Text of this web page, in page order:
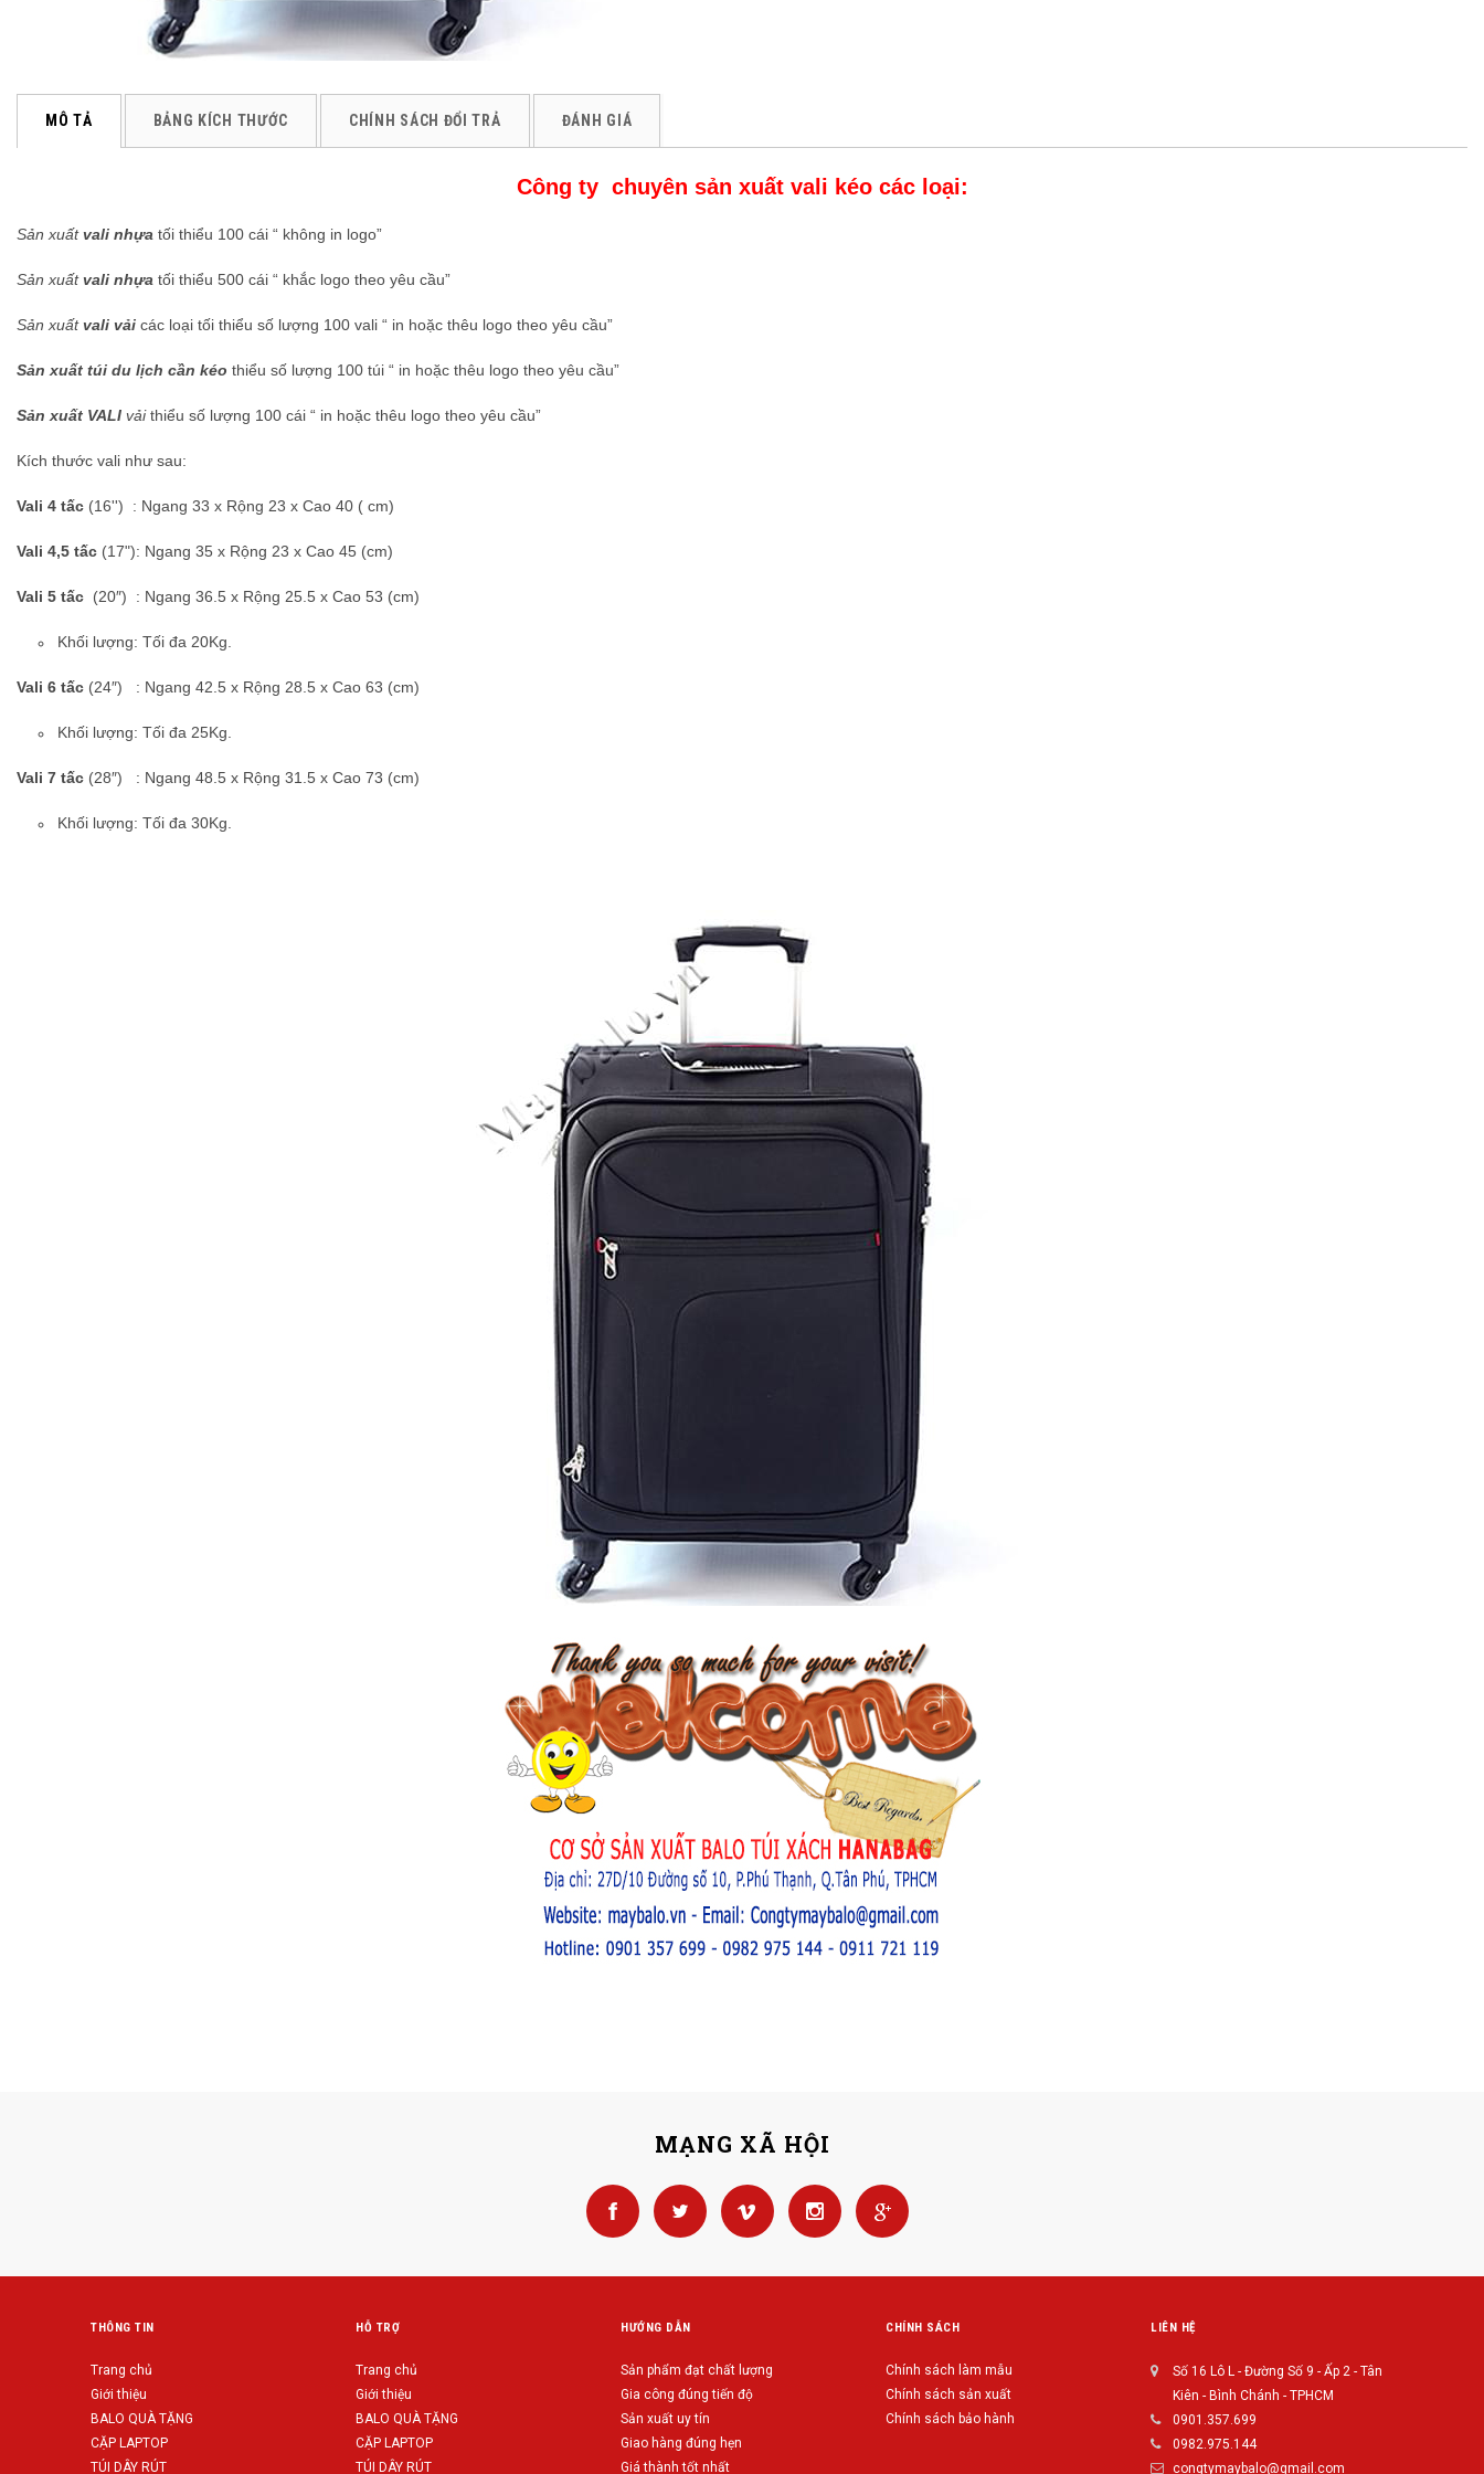
MÔ TẢ BẢNG KÍCH THƯỚC CHÍNH SÁCH ĐỔI TRẢ ĐÁNH GIÁ
Công ty chuyên sản xuất vali kéo các loại:
Sản xuấtvali nhựa tối thiểu 100 cái “ không in logo”
Sản xuấtvali nhựa tối thiểu 500 cái “ khắc logo theo yêu cầu”
Sản xuấtvali vải các loại tối thiểu số lượng 100 vali “ in hoặc thêu logo theo yêu cầu”
Sản xuất túi du lịch cần kéo thiểu số lượng 100 túi “ in hoặc thêu logo theo yêu cầu”
Sản xuất VALI vảithiểu số lượng 100 cái “ in hoặc thêu logo theo yêu cầu”
Kích thước vali như sau:
Vali 4 tấc (16'') : Ngang 33 x Rộng 23 x Cao 40 ( cm)
Vali 4,5 tấc (17"): Ngang 35 x Rộng 23 x Cao 45 (cm)
Vali 5 tấc (20″) : Ngang 36.5 x Rộng 25.5 x Cao 53 (cm)
Khối lượng: Tối đa 20Kg.
Vali 6 tấc (24″) : Ngang 42.5 x Rộng 28.5 x Cao 63 (cm)
Khối lượng: Tối đa 25Kg.
Vali 7 tấc (28″) : Ngang 48.5 x Rộng 31.5 x Cao 73 (cm)
Khối lượng: Tối đa 30Kg.
MẠNG XÃ HỘI
THÔNG TIN
Trang chủ
Giới thiệu
BALO QUÀ TẶNG
CẶP LAPTOP
TÚI DÂY RÚT
HỖ TRỢ
Trang chủ
Giới thiệu
BALO QUÀ TẶNG
CẶP LAPTOP
TÚI DÂY RÚT
HƯỚNG DẪN
Sản phẩm đạt chất lượng
Gia công đúng tiến độ
Sản xuất uy tín
Giao hàng đúng hẹn
Giá thành tốt nhất
CHÍNH SÁCH
Chính sách làm mẫu
Chính sách sản xuất
Chính sách bảo hành
LIÊN HỆ
Số 16 Lô L - Đường Số 9 - Ấp 2 - Tân
Kiên - Bình Chánh - TPHCM
0901.357.699
0982.975.144
congtymaybalo@gmail.com